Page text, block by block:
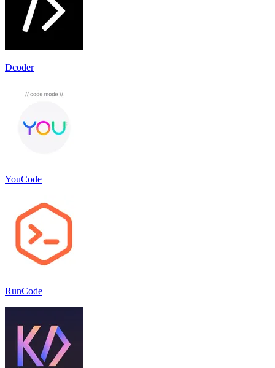
Dcoder
YouCode
RunCode